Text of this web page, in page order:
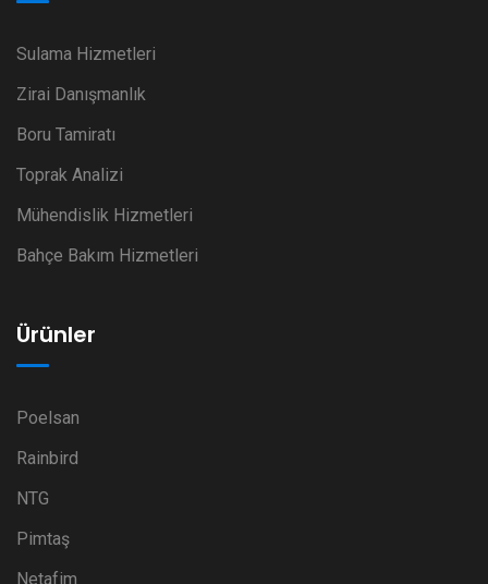
Sulama Hizmetleri
Zirai Danışmanlık
Boru Tamiratı
Toprak Analizi
Mühendislik Hizmetleri
Bahçe Bakım Hizmetleri
Ürünler
Poelsan
Rainbird
NTG
Pimtaş
Netafim